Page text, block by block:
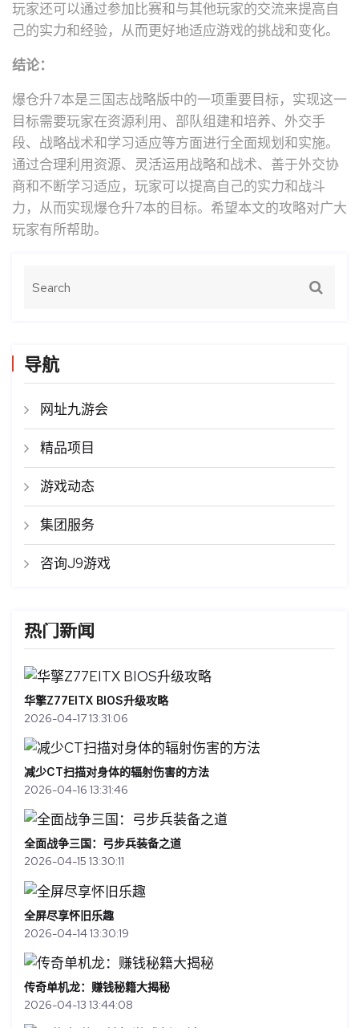
玩家还可以通过参加比赛和与其他玩家的交流来提高自
己的实力和经验，从而更好地适应游戏的挑战和变化。
结论：
爆仓升7本是三国志战略版中的一项重要目标，实现这一
目标需要玩家在资源利用、部队组建和培养、外交手
段、战略战术和学习适应等方面进行全面规划和实施。
通过合理利用资源、灵活运用战略和战术、善于外交协
商和不断学习适应，玩家可以提高自己的实力和战斗
力，从而实现爆仓升7本的目标。希望本文的攻略对广大
玩家有所帮助。
导航
网址九游会
精品项目
游戏动态
集团服务
咨询J9游戏
热门新闻
华擎Z77EITX BIOS升级攻略
2026-04-17 13:31:06
减少CT扫描对身体的辐射伤害的方法
2026-04-16 13:31:46
全面战争三国：弓步兵装备之道
2026-04-15 13:30:11
全屏尽享怀旧乐趣
2026-04-14 13:30:19
传奇单机龙：赚钱秘籍大揭秘
2026-04-13 13:44:08